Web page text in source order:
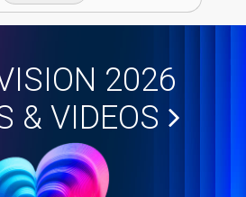
2026
& VIDEOS